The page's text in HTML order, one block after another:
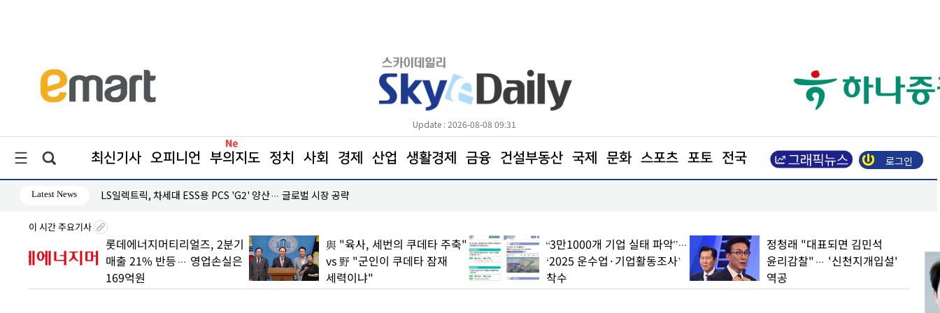
Update : 2026-08-08 09:31
최신기사 오피니언 부의지도 정치 사회 경제 산업 생활경제 금융 건설부동산 국제 문화 스포츠 포토 전국 로그인
Latest News
자 지속 LS일렉트릭, 차세대 ESS용 PCS 'G2' 양산… 글로벌 시장 공략
이 시간 주요기사
롯데에너지머티리얼즈, 2분기
매출 21% 반등… 영업손실은
169억원
與 "육사, 세번의 쿠데타 주축"
vs 野 "군인이 쿠데타 잠재
세력이냐"
“3만1000개 기업 실태 파악”…
‘2025 운수업·기업활동조사’
착수
정청래 "대표되면 김민석
윤리감찰"… '신천지개입설'
역공